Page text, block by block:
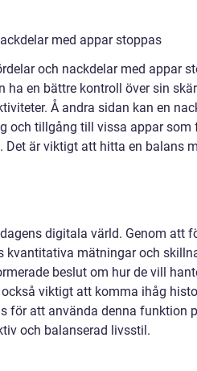
med appar stoppas
och nackdelar med appar
ha en bättre kontroll över sin
Å andra sidan kan en
och tillgång till vissa appar som
är viktigt att hitta en balans
digitala värld. Genom att
kvantitativa mätningar och
beslut om hur de vill
viktigt att komma ihåg
för att använda denna funktion
och balanserad livsstil.